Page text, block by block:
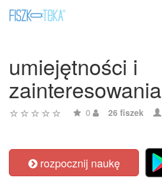
umiejętności i
zainteresowania
0 26 fiszek
rozpocznij naukę